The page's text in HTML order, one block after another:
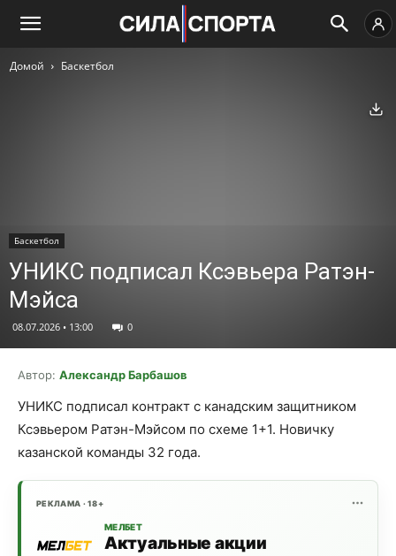
Домой Баскетбол
Баскетбол
УНИКС подписал Ксэвьера Ратэн-
Мэйса
08.07.2026 • 13:00 0
Автор: Александр Барбашов
УНИКС подписал контракт с канадским защитником
Ксэвьером Ратэн-Мэйсом по схеме 1+1. Новичку
казанской команды 32 года.
РЕКЛАМА · 18+
МЕЛБЕТ
Актуальные акции